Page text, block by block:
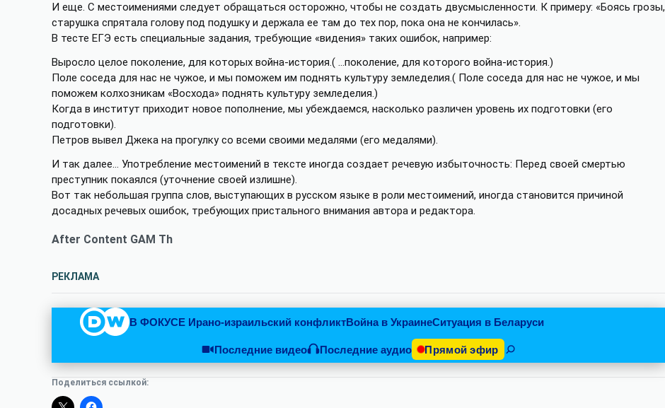
И еще. С местоимениями следует обращаться осторожно, чтобы не создать двусмысленности. К примеру: «Боясь грозы,
старушка спрятала голову под подушку и держала ее там до тех пор, пока она не кончилась».
В тесте ЕГЭ есть специальные задания, требующие «видения» таких ошибок, например:
Выросло целое поколение, для которых война-история.( …поколение, для которого война-история.)
Поле соседа для нас не чужое, и мы поможем им поднять культуру земледелия.( Поле соседа для нас не чужое, и мы
поможем колхозникам «Восхода» поднять культуру земледелия.)
Когда в институт приходит новое пополнение, мы убеждаемся, насколько различен уровень их подготовки (его
подготовки).
Петров вывел Джека на прогулку со всеми своими медалями (его медалями).
И так далее… Употребление местоимений в тексте иногда создает речевую избыточность: Перед своей смертью
преступник покаялся (уточнение своей излишне).
Вот так небольшая группа слов, выступающих в русском языке в роли местоимений, иногда становится причиной
досадных речевых ошибок, требующих пристального внимания автора и редактора.
After Content GAM Th
РЕКЛАМА
В ФОКУСЕ Ирано-израильский конфликтВойна в УкраинеСитуация в Беларуси
Последние видео Последние аудио Прямой эфир
Поделиться ссылкой: